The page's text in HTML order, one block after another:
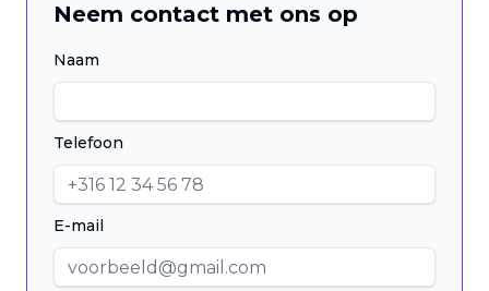
Neem contact met ons op
Naam
Telefoon
E-mail